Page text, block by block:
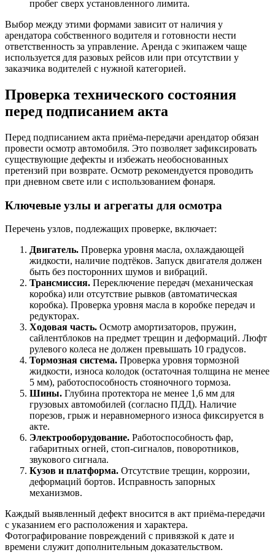
пробег сверх установленного лимита.
Выбор между этими формами зависит от наличия у
арендатора собственного водителя и готовности нести
ответственность за управление. Аренда с экипажем чаще
используется для разовых рейсов или при отсутствии у
заказчика водителей с нужной категорией.
Проверка технического состояния
перед подписанием акта
Перед подписанием акта приёма-передачи арендатор обязан
провести осмотр автомобиля. Это позволяет зафиксировать
существующие дефекты и избежать необоснованных
претензий при возврате. Осмотр рекомендуется проводить
при дневном свете или с использованием фонаря.
Ключевые узлы и агрегаты для осмотра
Перечень узлов, подлежащих проверке, включает:
Двигатель. Проверка уровня масла, охлаждающей
жидкости, наличие подтёков. Запуск двигателя должен
быть без посторонних шумов и вибраций.
Трансмиссия. Переключение передач (механическая
коробка) или отсутствие рывков (автоматическая
коробка). Проверка уровня масла в коробке передач и
редукторах.
Ходовая часть. Осмотр амортизаторов, пружин,
сайлентблоков на предмет трещин и деформаций. Люфт
рулевого колеса не должен превышать 10 градусов.
Тормозная система. Проверка уровня тормозной
жидкости, износа колодок (остаточная толщина не менее
5 мм), работоспособность стояночного тормоза.
Шины. Глубина протектора не менее 1,6 мм для
грузовых автомобилей (согласно ПДД). Наличие
порезов, грыж и неравномерного износа фиксируется в
акте.
Электрооборудование. Работоспособность фар,
габаритных огней, стоп-сигналов, поворотников,
звукового сигнала.
Кузов и платформа. Отсутствие трещин, коррозии,
деформаций бортов. Исправность запорных
механизмов.
Каждый выявленный дефект вносится в акт приёма-передачи
с указанием его расположения и характера.
Фотографирование повреждений с привязкой к дате и
времени служит дополнительным доказательством.